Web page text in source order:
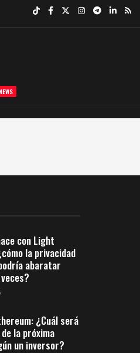
con Light
la privacidad
abaratar
¿Cuál será
la próxima
un inversor?